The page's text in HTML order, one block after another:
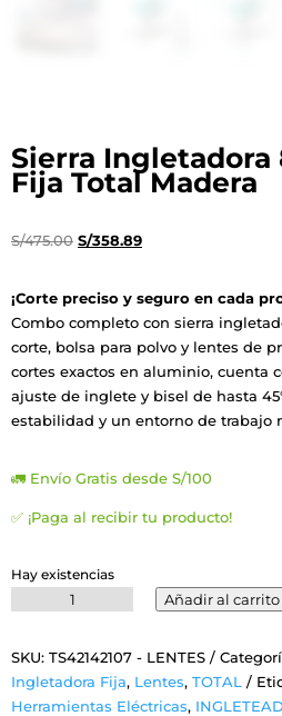
Sierra Ingletadora
Fija Total Madera
S/475.00 El
original
S/475.00.
S/358.89El
es:
¡Corte preciso y seguro en cada
Combo completo con sierra
corte, bolsa para polvo y lentes de
cortes exactos en aluminio, cuenta
ajuste de inglete y bisel de hasta
estabilidad y un entorno de trabajo
🚛 Envío Gratis desde S/100
✅ ¡Paga al recibir tu producto!
Hay existencias
1400w
Añadir al carrito
SKU: TS42142107 - LENTES
Ingletadora Fija, Lentes, TOTAL
Herramientas Eléctricas,